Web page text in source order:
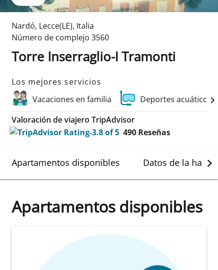
Nardó, Lecce(LE), Italia
Número de complejo 3560
Torre Inserraglio-I Tramonti
Los mejores servicios
Vacaciones en familia
Deportes acuáticos
Valoración de viajero TripAdvisor
490 Reseñas
Apartamentos disponibles Datos de la
Apartamentos disponibles